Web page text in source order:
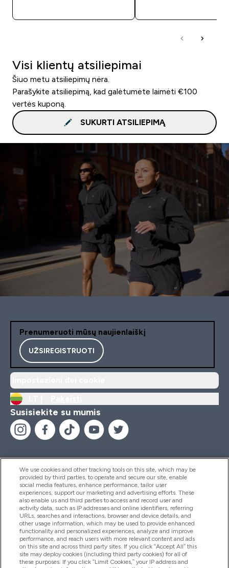
Visi klientų atsiliepimai
Šiuo metu atsiliepimų nėra.
Parašykite atsiliepimą, kad galėtumėte laimėti €100
vertės kuponą.
SUKURTI ATSILIEPIMĄ
Prenumeruoti mūsų naujienlaiškį
UŽSIREGISTRUOTI
Susisiekite su mumis
Pagalba Ir Informacija
Produktai
Informacija Apie Kompaniją
We use cookies and other tracking tools on this site, which may be
provided by third parties, to operate and secure our site, enable
social media features, enhance performance, tailor user
experiences, support our marketing and advertising efforts. These
also enable us and third parties to access and record user and
activity data, such as IP addresses and online identifiers, referring
URLs, searches and interactions, browser and device details, and
other usage information, which may be used to provide enhanced
functionality and personalized experiences, analyze and improve
performance, and reach users with more relevant content and ads
on this site and across third party sites. If you click “Accept All” this
site may deploy cookies (including third party cookies) for all of
these purposes. If you click “Limit Cookies,” your IP address and